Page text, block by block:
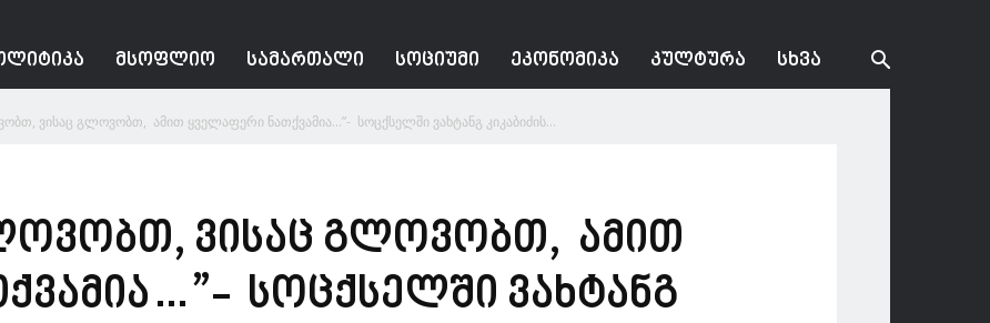
ᲛᲡᲝᲤᲚᲘᲝ ᲡᲐᲛᲐᲠᲗᲐᲚᲘ ᲡᲝᲪᲘᲣᲛᲘ ᲔᲙᲝᲜᲝᲛᲘᲙᲐ ᲙᲣᲚᲢᲣᲠᲐ ᲡᲮᲕᲐ
ვისაც გლოვობთ, ამით ყველაფერი ნათქვამია…”- სოცქსელში ვახტანგ კიკაბიძის...
ვისაც გლოვობთ, ამით
სოცქსელში ვახტანგ